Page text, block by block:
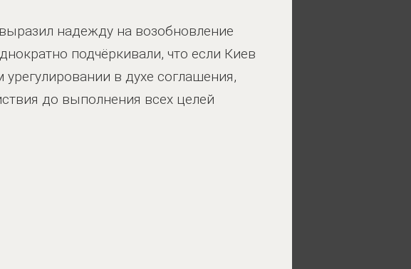
надежду на возобновление
подчёркивали, что если Киев
в духе соглашения,
до выполнения всех целей